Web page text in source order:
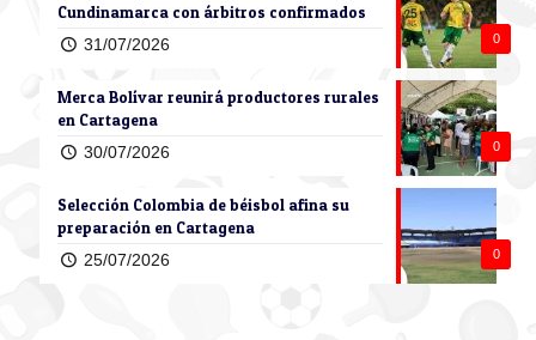
0
Cundinamarca con árbitros confirmados
31/07/2026
0
Merca Bolívar reunirá productores rurales
en Cartagena
30/07/2026
0
Selección Colombia de béisbol afina su
preparación en Cartagena
25/07/2026